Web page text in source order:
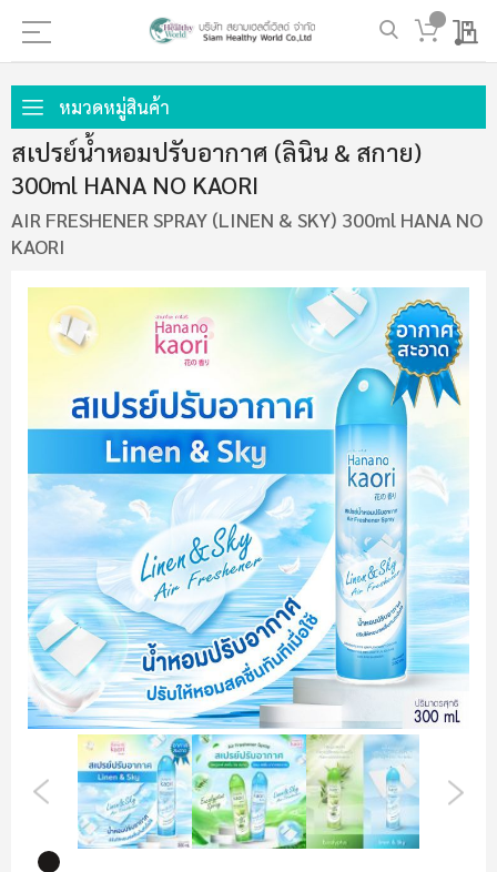
My
ไป
ที่
เนื้อหา
หมวดหมู่สินค้า
สเปรย์น้ำหอมปรับอากาศ (ลินิน & สกาย)
300ml HANA NO KAORI
AIR FRESHENER SPRAY (LINEN & SKY) 300ml HANA NO
KAORI
ของ
เลอ